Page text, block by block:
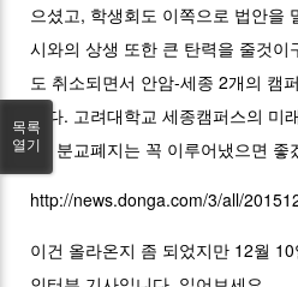
으셨고, 학생회도 이쪽으로 법안을
시와의 상생 또한 큰 탄력을 줄것이
도 취소되면서 안암-세종 2개의 캠
니다. 고려대학교 세종캠퍼스의
다. 분교폐지는 꼭 이루어냈으면 좋
http://news.donga.com/3/all/
이건 올라온지 좀 되었지만 12월
목록
열기